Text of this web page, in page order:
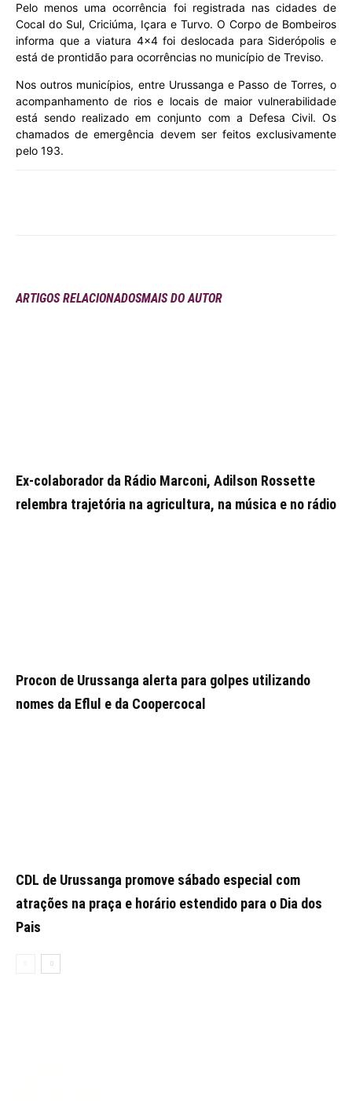
Pelo menos uma ocorrência foi registrada nas cidades de
Cocal do Sul, Criciúma, Içara e Turvo. O Corpo de Bombeiros
informa que a viatura 4×4 foi deslocada para Siderópolis e
está de prontidão para ocorrências no município de Treviso.
Nos outros municípios, entre Urussanga e Passo de Torres, o
acompanhamento de rios e locais de maior vulnerabilidade
está sendo realizado em conjunto com a Defesa Civil. Os
chamados de emergência devem ser feitos exclusivamente
pelo 193.
ARTIGOS RELACIONADOSMAIS DO AUTOR
Ex-colaborador da Rádio Marconi, Adilson Rossette
relembra trajetória na agricultura, na música e no rádio
Procon de Urussanga alerta para golpes utilizando
nomes da Eflul e da Coopercocal
CDL de Urussanga promove sábado especial com
atrações na praça e horário estendido para o Dia dos
Pais